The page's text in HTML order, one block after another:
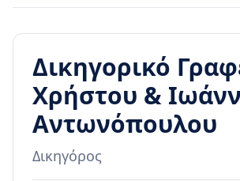
Δικηγορικό
Χρήστου &
Αντωνόπουλου
Δικηγόρος